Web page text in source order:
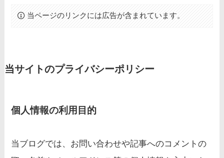
当ページのリンクには広告が含まれています。
当サイトのプライバシーポリシー
個人情報の利用目的
当ブログでは、お問い合わせや記事へのコメントの